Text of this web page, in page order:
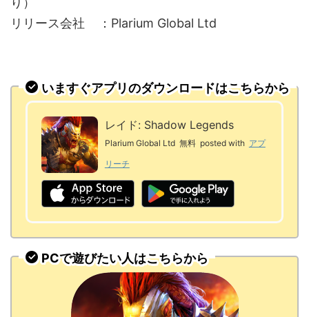
リリース会社 ：Plarium Global Ltd
いますぐアプリのダウンロードはこちらから
レイド: Shadow Legends
Plarium Global Ltd 無料 posted with アプ
リーチ
PCで遊びたい人はこちらから